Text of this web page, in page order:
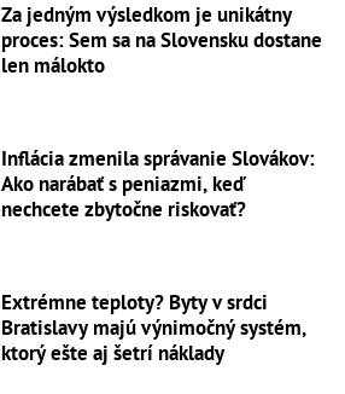
Za jedným výsledkom je unikátny
proces: Sem sa na Slovensku dostane
len málokto
Inflácia zmenila správanie Slovákov:
Ako narábať s peniazmi, keď
nechcete zbytočne riskovať?
Extrémne teploty? Byty v srdci
Bratislavy majú výnimočný systém,
ktorý ešte aj šetrí náklady